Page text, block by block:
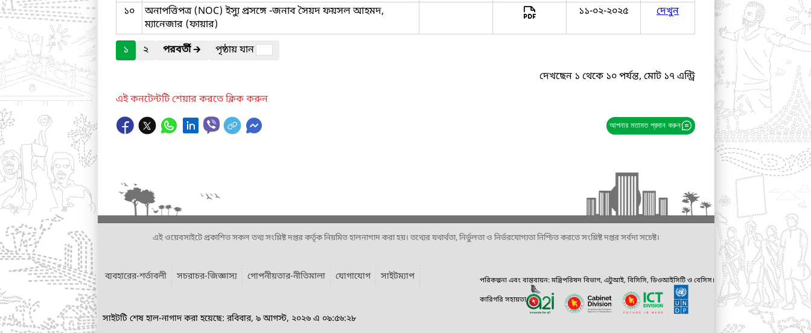
১০
অনাপত্তিপত্র (NOC) ইস্যু প্রসঙ্গে -জনাব সৈয়দ ফয়সল আহমদ,
ম্যানেজার (ফায়ার)
১১-০২-২০২৫ দেখুন
১ ২ পরবর্তী🡲
পৃষ্ঠায় যান
দেখছেন ১ থেকে ১০ পর্যন্ত, মোট ১৭ এন্ট্রি
এই কনটেন্টটি শেয়ার করতে ক্লিক করুন
আপনার মতামত প্রদান করুন
এই ওয়েবসাইটে প্রকাশিত সকল তথ্য সংশ্লিষ্ট দপ্তর কর্তৃক নিয়মিত হালনাগাদ করা হয়। তথ্যের যথার্থতা, নির্ভুলতা ও নির্ভরযোগ্যতা নিশ্চিত করতে সংশ্লিষ্ট দপ্তর সর্বদা সচেষ্ট।
ব্যবহারের-শর্তাবলী সচরাচর-জিজ্ঞাস্য গোপনীয়তার-নীতিমালা যোগাযোগ সাইটম্যাপ
সাইটটি শেষ হাল-নাগাদ করা হয়েছে: রবিবার, ৯ আগস্ট, ২০২৬ এ ০৯:৫৬:২৮
পরিকল্পনা এবং বাস্তবায়ন: মন্ত্রিপরিষদ বিভাগ, এটুআই, বিসিসি, ডিওআইসিটি ও বেসিস।
কারিগরি সহায়তা